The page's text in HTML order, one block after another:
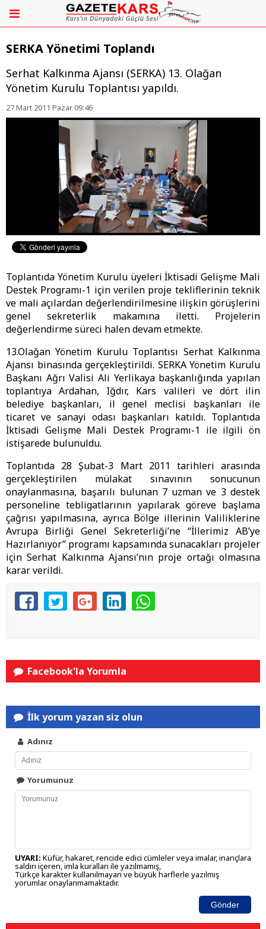
SERKA Yönetimi Toplandı
Serhat Kalkınma Ajansı (SERKA) 13. Olağan
Yönetim Kurulu Toplantısı yapıldı.
27 Mart 2011 Pazar 09:46
Toplantıda Yönetim Kurulu üyeleri İktisadi Gelişme Mali
Destek Programı-1 için verilen proje tekliflerinin teknik
ve mali açılardan değerlendirilmesine ilişkin görüşlerini
genel sekreterlik makamına iletti. Projelerin
değerlendirme süreci halen devam etmekte.
13.Olağan Yönetim Kurulu Toplantısı Serhat Kalkınma
Ajansı binasında gerçekleştirildi. SERKA Yönetim Kurulu
Başkanı Ağrı Valisi Ali Yerlikaya başkanlığında yapılan
toplantıya Ardahan, Iğdır, Kars valileri ve dört ilin
belediye başkanları, il genel meclisi başkanları ile
ticaret ve sanayi odası başkanları katıldı. Toplantıda
İktisadi Gelişme Mali Destek Programı-1 ile ilgili ön
istişarede bulunuldu.
Toplantıda 28 Şubat-3 Mart 2011 tarihleri arasında
gerçekleştirilen mülakat sınavının sonucunun
onaylanmasına, başarılı bulunan 7 uzman ve 3 destek
personeline tebligatlarının yapılarak göreve başlama
çağrısı yapılmasına, ayrıca Bölge illerinin Valiliklerine
Avrupa Birliği Genel Sekreterliği’ne “İllerimiz AB’ye
Hazırlanıyor” programı kapsamında sunacakları projeler
için Serhat Kalkınma Ajansı’nın proje ortağı olmasına
karar verildi.
Facebook'la Yorumla
İlk yorum yazan siz olun
Adınız
Yorumunuz
UYARI: Küfür, hakaret, rencide edici cümleler veya imalar, inançlara
saldırı içeren, imla kuralları ile yazılmamış,
Türkçe karakter kullanılmayan ve büyük harflerle yazılmış
yorumlar onaylanmamaktadır.
Gönder